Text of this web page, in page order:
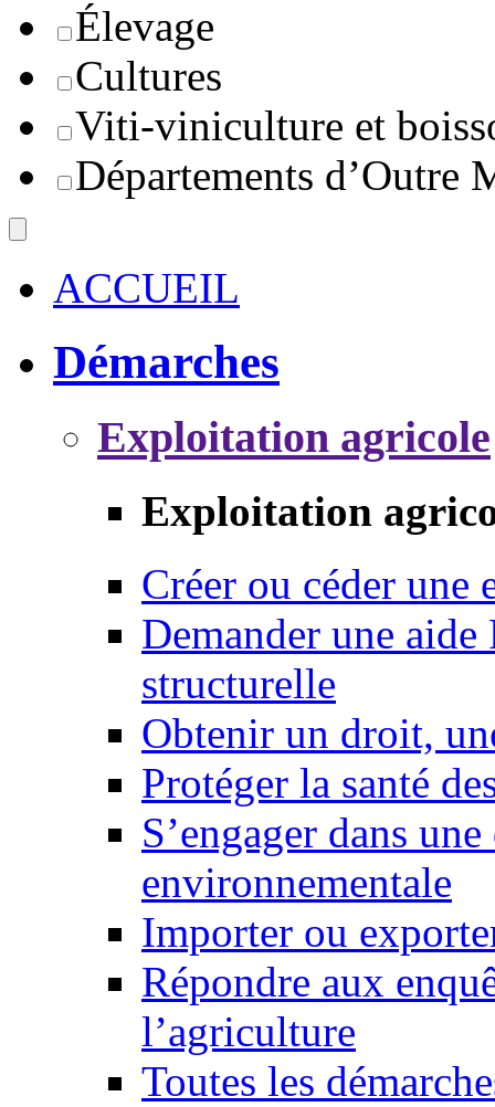
Élevage
Cultures
Viti-viniculture et
Départements d’Outre
ACCUEIL
Démarches
Exploitation agricole
Exploitation
Créer ou céder une
Demander une
structurelle
Obtenir un droit,
Protéger la santé
S’engager dans
environnementale
Importer ou
Répondre aux
l’agriculture
Toutes les